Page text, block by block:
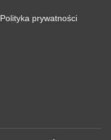
Polityka prywatności